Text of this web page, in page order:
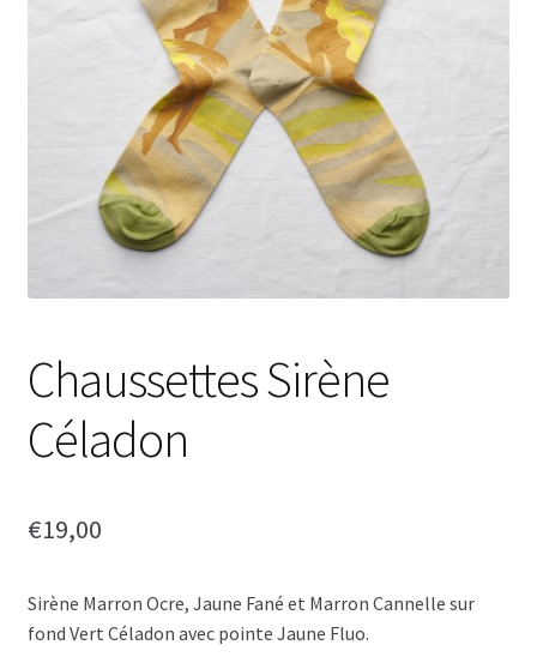
Chaussettes Sirène
Céladon
€19,00
Sirène Marron Ocre, Jaune Fané et Marron Cannelle sur
fond Vert Céladon avec pointe Jaune Fluo.